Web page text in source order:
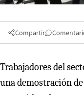
Compartir
Trabajadores del
una demostración